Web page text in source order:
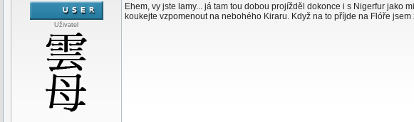
Uživatel
Ehem, vy jste lamy... já tam tou dobou projížděl dokonce i s Nigerfur jako
koukejte vzpomenout na nebohého Kiraru. Když na to příjde na Flóře